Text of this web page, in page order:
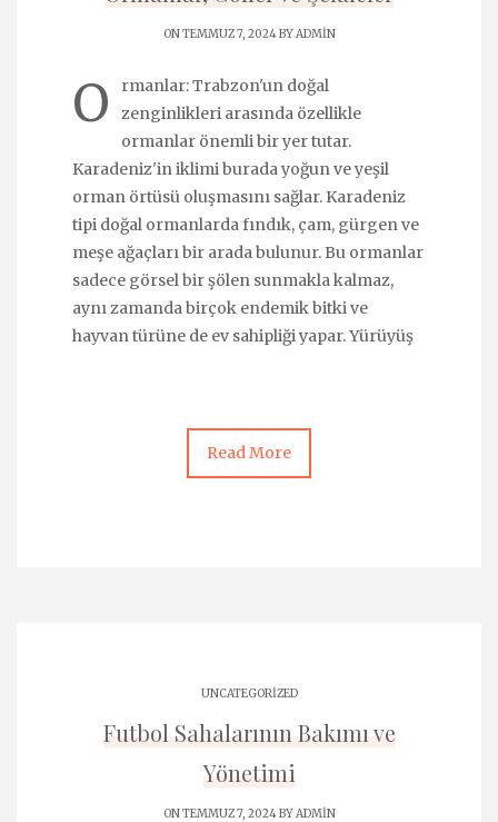
ON TEMMUZ 7, 2024 BYADMIN
O
rmanlar: Trabzon'un doğal
zenginlikleri arasında özellikle
ormanlar önemli bir yer tutar.
Karadeniz'in iklimi burada yoğun ve yeşil
orman örtüsü oluşmasını sağlar. Karadeniz
tipi doğal ormanlarda fındık, çam, gürgen ve
meşe ağaçları bir arada bulunur. Bu ormanlar
sadece görsel bir şölen sunmakla kalmaz,
aynı zamanda birçok endemik bitki ve
hayvan türüne de ev sahipliği yapar. Yürüyüş
Read More
UNCATEGORIZED
Futbol Sahalarının Bakımı ve
Yönetimi
ON TEMMUZ 7, 2024 BYADMIN